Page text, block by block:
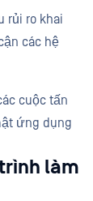
rủi ro khai
các hệ
cuộc tấn
ứng dụng
làm